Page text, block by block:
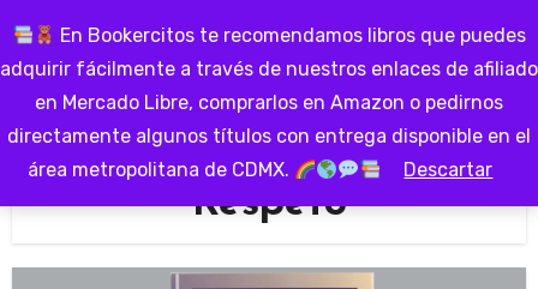
En Bookercitos te recomendamos libros que puedes
adquirir fácilmente a través de nuestros enlaces de afiliado
en Mercado Libre, comprarlos en Amazon o pedirnos
directamente algunos títulos con entrega disponible en el
área metropolitana de CDMX.
Descartar
contenido
Respeto